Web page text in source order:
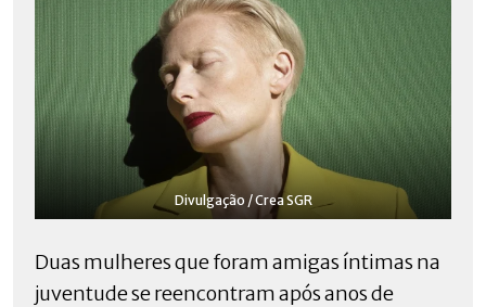
Divulgação / Crea SGR
Duas mulheres que foram amigas íntimas na
juventude se reencontram após anos de